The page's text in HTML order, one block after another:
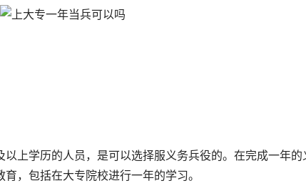
上学历的人员，是可以选择服义务兵役的。在完成一年的
，包括在大专院校进行一年的学习。